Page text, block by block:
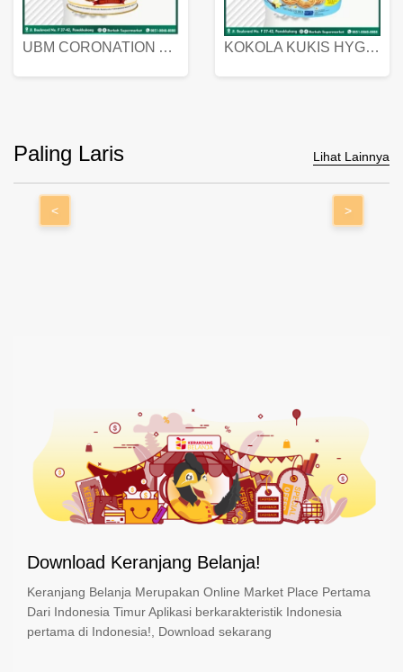
UBM CORONATION ASSORTED BISKUIT KALENG 450 GRAM KOKOLA KUKIS HYGIENIC MILK VANILLA PACK 320 GR
Paling Laris Lihat Lainnya
< >
Download Keranjang Belanja!
Keranjang Belanja Merupakan Online Market Place Pertama
Dari Indonesia Timur Aplikasi berkarakteristik Indonesia
pertama di Indonesia!, Download sekarang